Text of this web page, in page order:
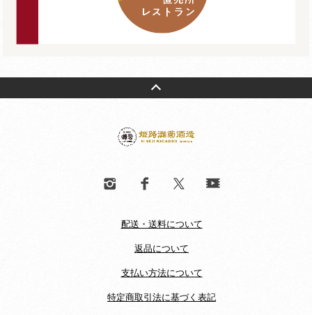
配送・送料について
返品について
支払い方法について
特定商取引法に基づく表記